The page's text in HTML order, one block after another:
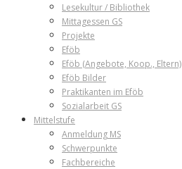
Lesekultur / Bibliothek
Mittagessen GS
Projekte
Eföb
Eföb (Angebote, Koop., Eltern)
Eföb Bilder
Praktikanten im Eföb
Sozialarbeit GS
Mittelstufe
Anmeldung MS
Schwerpunkte
Fachbereiche